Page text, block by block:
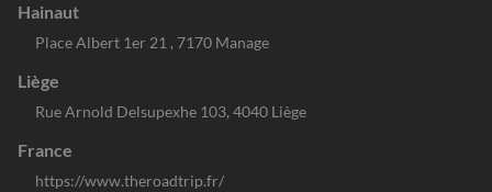
Hainaut
Place Albert 1er 21 , 7170 Manage
Liège
Rue Arnold Delsupexhe 103, 4040 Liège
France
https://www.theroadtrip.fr/